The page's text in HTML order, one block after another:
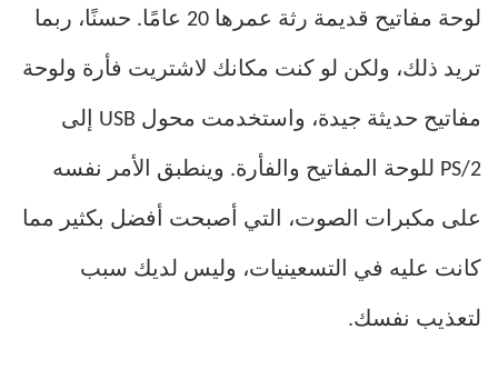
لوحة مفاتيح قديمة رثة عمرها 20 عامًا. حسنًا، ربما
تريد ذلك، ولكن لو كنت مكانك لاشتريت فأرة ولوحة
مفاتيح حديثة جيدة، واستخدمت محول USB إلى
PS/2 للوحة المفاتيح والفأرة. وينطبق الأمر نفسه
على مكبرات الصوت، التي أصبحت أفضل بكثير مما
كانت عليه في التسعينيات، وليس لديك سبب
لتعذيب نفسك.